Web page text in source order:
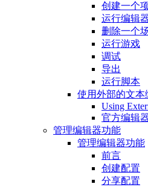
创建一个
运行编辑
删除一个
运行游戏
调试
导出
运行脚本
使用外部的文本
Using
官方编辑
管理编辑器功能
管理编辑器功能
前言
创建配置
分享配置